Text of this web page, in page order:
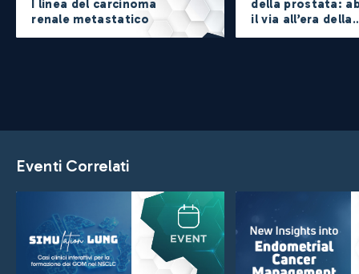
I linea del carcinoma
renale metastatico
della prostata:
il via all’era della
Eventi Correlati